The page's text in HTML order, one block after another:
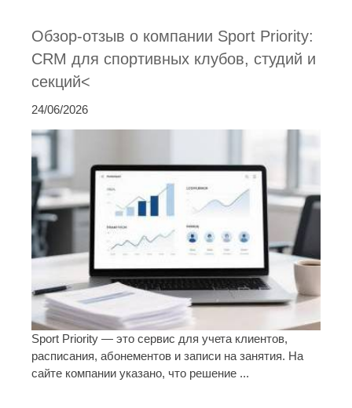
Обзор-отзыв о компании Sport Priority:
CRM для спортивных клубов, студий и
секций<
24/06/2026
Sport Priority — это сервис для учета клиентов,
расписания, абонементов и записи на занятия. На
сайте компании указано, что решение ...